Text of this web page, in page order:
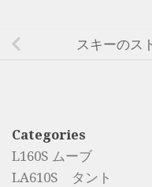
スキーのス
Categories
L160S ムーブ
LA610S タント